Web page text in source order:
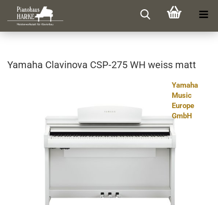
Ya­ma­ha Cla­vi­no­va CSP-​275 WH weiss matt
Yamaha
Music
Europe
GmbH